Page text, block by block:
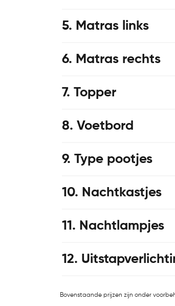
5 Matras links
6 Matras rechts
7 Topper
8 Voetbord
9 Type pootjes
10 Nachtkastjes
11 Nachtlampjes
12
Bovenstaande prijzen zijn onder